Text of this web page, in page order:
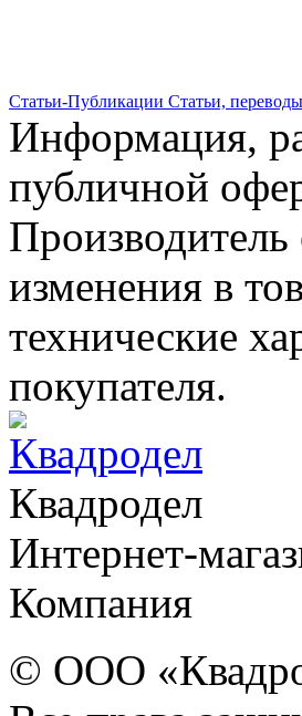
Статьи-Публикации Статьи,
Информация,
публичной
Производитель
изменения в
технические
покупателя.
Квадродел
Интернет-
Компания
© ООО